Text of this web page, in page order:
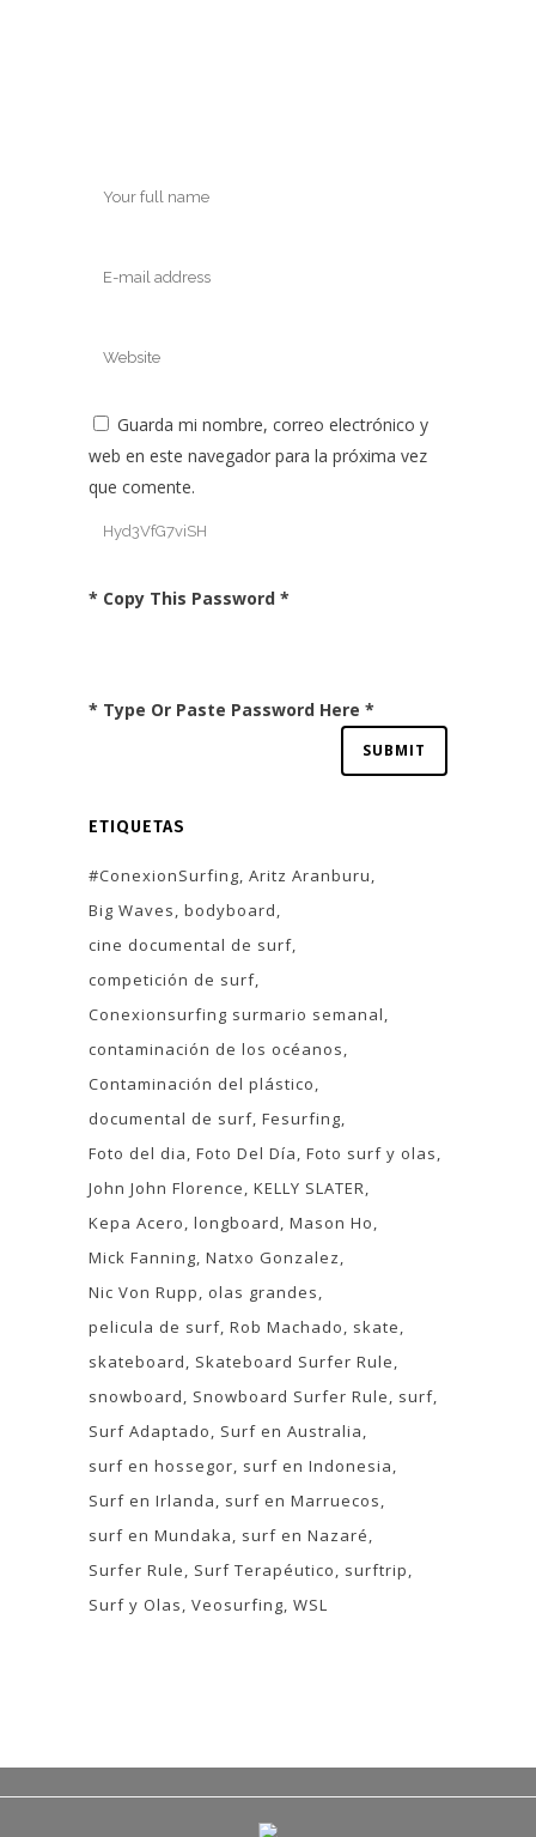
Guarda mi nombre, correo electrónico y
web en este navegador para la próxima vez
que comente.
* Copy This Password *
* Type Or Paste Password Here *
ETIQUETAS
#ConexionSurfing Aritz Aranburu
Big Waves bodyboard
cine documental de surf
competición de surf
Conexionsurfing surmario semanal
contaminación de los océanos
Contaminación del plástico
documental de surf Fesurfing
Foto del dia Foto Del Día Foto surf y olas
John John Florence KELLY SLATER
Kepa Acero longboard Mason Ho
Mick Fanning Natxo Gonzalez
Nic Von Rupp
olas grandes
pelicula de surf Rob Machado
skate
skateboard
Skateboard Surfer Rule
snowboard
Snowboard Surfer Rule
surf
Surf Adaptado
Surf en Australia
surf en hossegor surf en Indonesia
Surf en Irlanda
surf en Marruecos
surf en Mundaka
surf en Nazaré
Surfer Rule
Surf Terapéutico
surftrip
Surf y Olas Veosurfing WSL